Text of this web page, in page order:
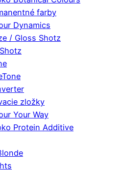
farby
Dynamics
/ Gloss Shotz
zložky
Your Way
Protein Additive